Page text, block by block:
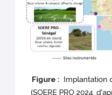
Figure : Implantation
(SOERE PRO 2024,